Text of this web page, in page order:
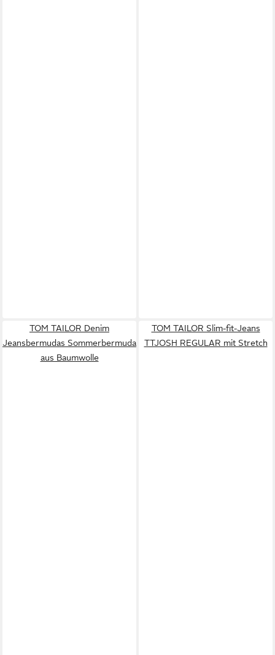
TOM TAILOR Denim
Jeansbermudas Sommerbermuda
aus Baumwolle
TOM TAILOR Slim-fit-Jeans
TTJOSH REGULAR mit Stretch